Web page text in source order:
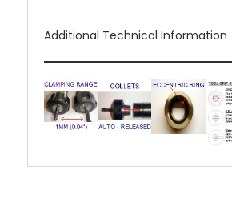
Additional Technical Information